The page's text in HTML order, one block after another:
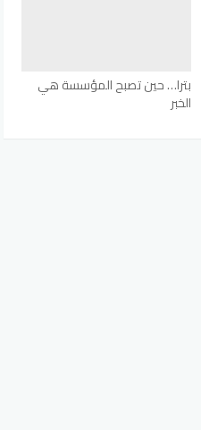
بترا… حين تصبح المؤسسة هي
الخبر